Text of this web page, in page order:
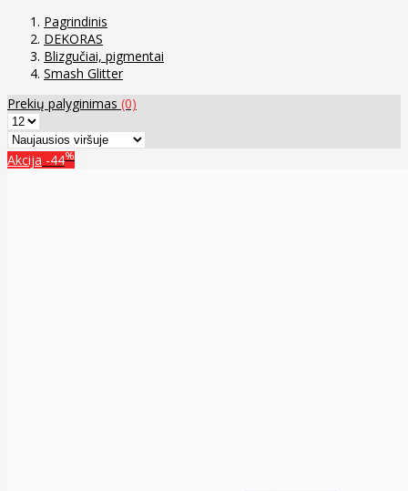
Pagrindinis
DEKORAS
Blizgučiai, pigmentai
Smash Glitter
Prekių palyginimas (0)
Akcija -44%